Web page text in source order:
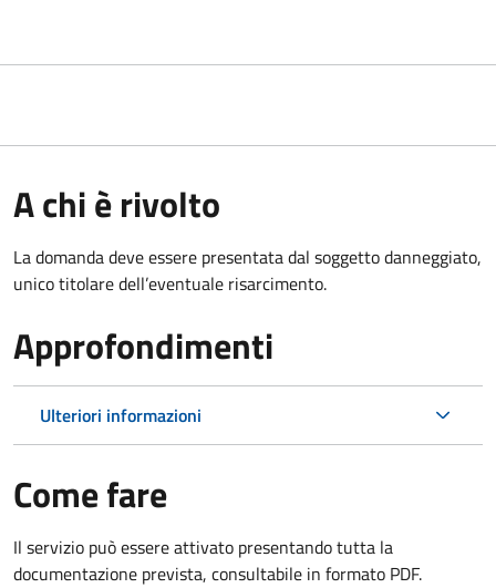
A chi è rivolto
La domanda deve essere presentata dal soggetto danneggiato,
unico titolare dell’eventuale risarcimento.
Approfondimenti
Ulteriori informazioni
Come fare
Il servizio può essere attivato presentando tutta la
documentazione prevista, consultabile in formato PDF.